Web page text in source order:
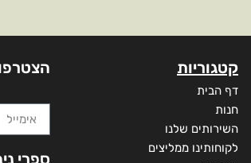
קטגוריות
דף הבית
חנות
השירותים שלנו
לקוחותינו ממליצים